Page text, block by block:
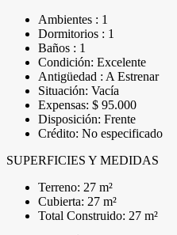
Ambientes : 1
Dormitorios : 1
Baños : 1
Condición: Excelente
Antigüedad : A Estrenar
Situación: Vacía
Expensas: $ 95.000
Disposición: Frente
Crédito: No especificado
SUPERFICIES Y MEDIDAS
Terreno: 27 m²
Cubierta: 27 m²
Total Construido: 27 m²